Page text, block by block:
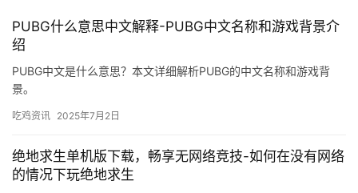
PUBG什么意思中文解释-PUBG中文名称和游戏背景介
绍
PUBG中文是什么意思？本文详细解析PUBG的中文名称和游戏背
景。
吃鸡资讯 2025年7月2日
绝地求生单机版下载，畅享无网络竞技-如何在没有网络
的情况下玩绝地求生